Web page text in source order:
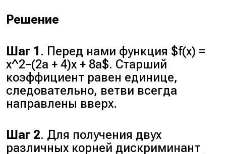
Решение
Шаг 1 . Перед нами функция $f(x) =
x^2−(2a + 4)x + 8a$. Старший
коэффициент равен единице,
следовательно, ветви всегда
направлены вверх.
Шаг 2. Для получения двух
различных корней дискриминант